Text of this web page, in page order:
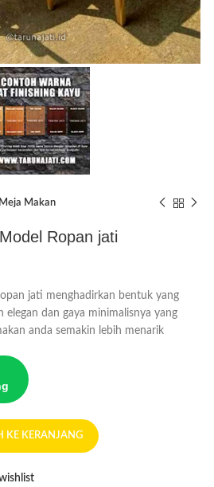
Meja Makan
Ropan jati
jati menghadirkan bentuk yang
elegan dan gaya minimalisnya yang
anda semakin lebih menarik
KE KERANJANG